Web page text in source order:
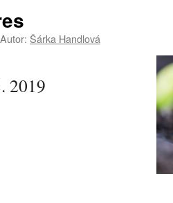
Autor: Šárka Handlová
2019